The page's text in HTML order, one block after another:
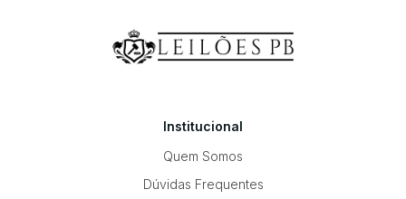
Institucional
Quem Somos
Dúvidas Frequentes